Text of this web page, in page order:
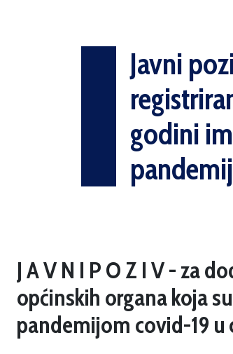
Javni
godini
J A V N I P O Z I V - za
općinskih organa koja
pandemijom covid-19 u